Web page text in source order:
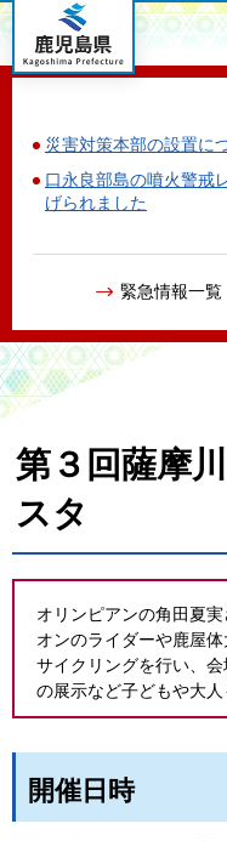
鹿児島県
災害対策本部の設置に
口永良部島の噴火警戒
げられました
緊急情報一覧
第３回薩摩
スタ
オリンピアンの角田夏
オンのライダーや鹿屋
サイクリングを行い、
の展示など子どもや大人
開催日時